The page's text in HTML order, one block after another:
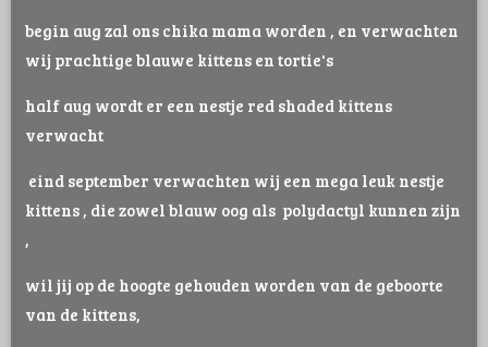
begin aug zal ons chika mama worden , en verwachten
wij prachtige blauwe kittens en tortie's
half aug wordt er een nestje red shaded kittens
verwacht
eind september verwachten wij een mega leuk nestje
kittens , die zowel blauw oog als polydactyl kunnen zijn
,
wil jij op de hoogte gehouden worden van de geboorte
van de kittens,